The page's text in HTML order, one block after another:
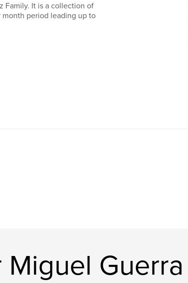
Family. It is a collection of
period leading up to
Guerra